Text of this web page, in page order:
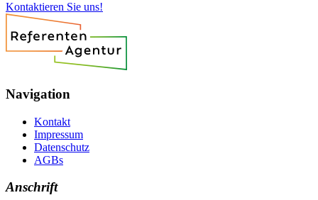
Kontaktieren Sie uns!
Navigation
Kontakt
Impressum
Datenschutz
AGBs
Anschrift